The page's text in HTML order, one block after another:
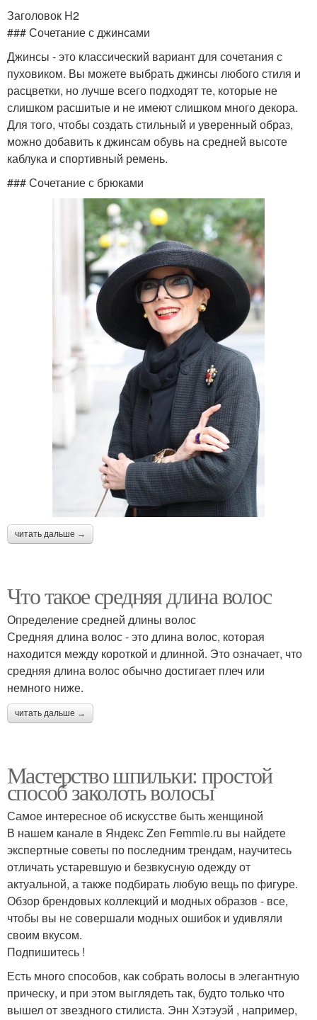
Заголовок H2
### Сочетание с джинсами
Джинсы - это классический вариант для сочетания с
пуховиком. Вы можете выбрать джинсы любого стиля и
расцветки, но лучше всего подходят те, которые не
слишком расшитые и не имеют слишком много декора.
Для того, чтобы создать стильный и уверенный образ,
можно добавить к джинсам обувь на средней высоте
каблука и спортивный ремень.
### Сочетание с брюками
читать дальше →
Что такое средняя длина волос
Определение средней длины волос
Средняя длина волос - это длина волос, которая
находится между короткой и длинной. Это означает, что
средняя длина волос обычно достигает плеч или
немного ниже.
читать дальше →
Мастерство шпильки: простой
способ заколоть волосы
Самое интересное об искусстве быть женщиной
В нашем канале в Яндекс Zen Femmie.ru вы найдете
экспертные советы по последним трендам, научитесь
отличать устаревшую и безвкусную одежду от
актуальной, а также подбирать любую вещь по фигуре.
Обзор брендовых коллекций и модных образов - все,
чтобы вы не совершали модных ошибок и удивляли
своим вкусом.
Подпишитесь !
Есть много способов, как собрать волосы в элегантную
прическу, и при этом выглядеть так, будто только что
вышел от звездного стилиста. Энн Хэтэуэй , например,